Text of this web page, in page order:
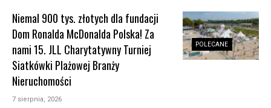
POLECANE
Niemal 900 tys. złotych dla fundacji
Dom Ronalda McDonalda Polska! Za
nami 15. JLL Charytatywny Turniej
Siatkówki Plażowej Branży
Nieruchomości
7 sierpnia, 2026